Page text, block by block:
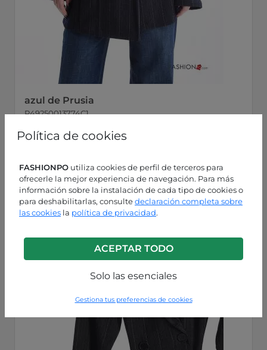
Política de cookies
FASHIONPO utiliza cookies de perfil de terceros para
ofrecerle la mejor experiencia de navegación. Para más
información sobre la instalación de cada tipo de cookies o
para deshabilitarlas, consultedeclaración completa sobre
las cookies la política de privacidad.
ACEPTAR TODO
Solo las esenciales
Gestiona tus preferencias de cookies
azul de Prusia
P49250013774C1